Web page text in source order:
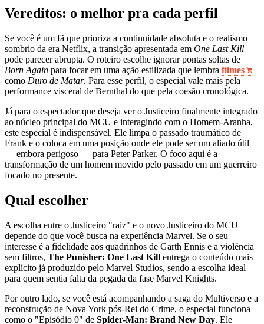
Vereditos: o melhor pra cada perfil
Se você é um fã que prioriza a continuidade absoluta e o realismo
sombrio da era Netflix, a transição apresentada em One Last Kill
pode parecer abrupta. O roteiro escolhe ignorar pontas soltas de
Born Again para focar em uma ação estilizada que lembra filmes
como Duro de Matar. Para esse perfil, o especial vale mais pela
performance visceral de Bernthal do que pela coesão cronológica.
Já para o espectador que deseja ver o Justiceiro finalmente integrado
ao núcleo principal do MCU e interagindo com o Homem-Aranha,
este especial é indispensável. Ele limpa o passado traumático de
Frank e o coloca em uma posição onde ele pode ser um aliado útil
— embora perigoso — para Peter Parker. O foco aqui é a
transformação de um homem movido pelo passado em um guerreiro
focado no presente.
Qual escolher
A escolha entre o Justiceiro "raiz" e o novo Justiceiro do MCU
depende do que você busca na experiência Marvel. Se o seu
interesse é a fidelidade aos quadrinhos de Garth Ennis e a violência
sem filtros, The Punisher: One Last Kill entrega o conteúdo mais
explícito já produzido pelo Marvel Studios, sendo a escolha ideal
para quem sentia falta da pegada da fase Marvel Knights.
Por outro lado, se você está acompanhando a saga do Multiverso e a
reconstrução de Nova York pós-Rei do Crime, o especial funciona
como o "Episódio 0" de Spider-Man: Brand New Day. Ele